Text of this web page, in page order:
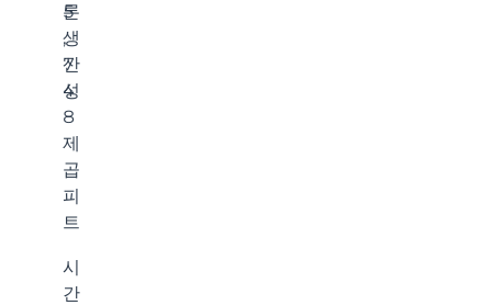
론
생
산
성
5
,
7
4
8
제
곱
피
트
시
간